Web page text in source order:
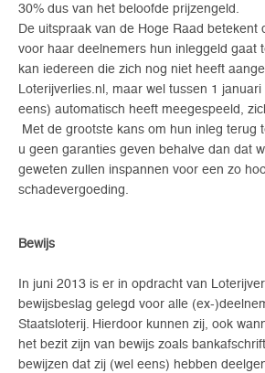
30% dus van het beloofde prijzengeld.
De uitspraak van de Hoge Raad betekent
voor haar deelnemers hun inleggeld gaat
kan iedereen die zich nog niet heeft
Loterijverlies.nl, maar wel tussen 1
eens) automatisch heeft meegespeeld,
Met de grootste kans om hun inleg terug
u geen garanties geven behalve dan dat
geweten zullen inspannen voor een zo
schadevergoeding.
Bewijs
In juni 2013 is er in opdracht van
bewijsbeslag gelegd voor alle (ex-
Staatsloterij. Hierdoor kunnen zij, ook
het bezit zijn van bewijs zoals
bewijzen dat zij (wel eens) hebben